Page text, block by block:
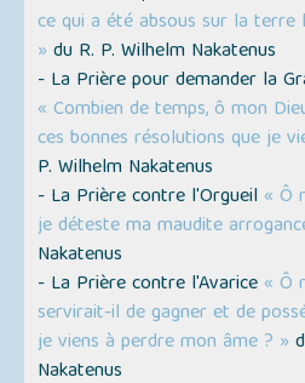
ce qui a été absous sur la terre
» du R. P. Wilhelm Nakatenus
- La Prière pour demander la
« Combien de temps, ô mon
ces bonnes résolutions que je
P. Wilhelm Nakatenus
- La Prière contre l'Orgueil « Ô
je déteste ma maudite
Nakatenus
- La Prière contre l'Avarice « Ô
servirait-il de gagner et de
je viens à perdre mon âme ? »
Nakatenus